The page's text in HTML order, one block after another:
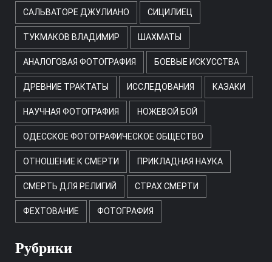
САЛЬВАТОРЕ ДЖУЛИАНО СИЦИЛИЕЦ
ТУКМАКОВ ВЛАДИМИР ШАХМАТЫ
АНАЛОГОВАЯ ФОТОГРАФИЯ БОЕВЫЕ ИСКУССТВА
ДРЕВНИЕ ТРАКТАТЫ ИССЛЕДОВАНИЯ КАЗАКИ
НАУЧНАЯ ФОТОГРАФИЯ НОЖЕВОЙ БОЙ
ОДЕССКОЕ ФОТОГРАФИЧЕСКОЕ ОБЩЕСТВО
ОТНОШЕНИЕ К СМЕРТИ ПРИКЛАДНАЯ НАУКА
СМЕРТЬ ДЛЯ РЕЛИГИЙ СТРАХ СМЕРТИ
ФЕХТОВАНИЕ ФОТОГРАФИЯ
Рубрики